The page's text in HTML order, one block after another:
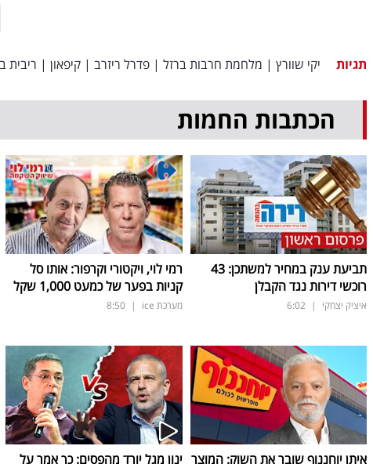
תגיות יקי שוורץ | מלחמת חרבות ברזל | פדרל ריזרב | קיפאון | ריבית
הכתבות החמות
תביעת ענק במחיר למשתכן: 43
רוכשי דירות נגד הקבלן
איציק יצחקי |
6:02
רמי לוי, ויקטורי וקרפור: אותו סל
קניות בפער של כמעט 1,000 שקל
מערכת ice |
8:50
איתן יוחננוף שובר את השוק: המוצר ינון מגל יורד מהפסים: כך אמר על